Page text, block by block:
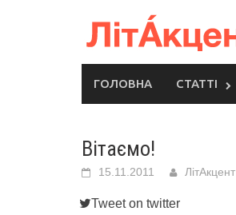
ГОЛОВНА СТАТТІ
Вітаємо!
15.11.2011 ЛітАкцент
Tweet on twitter